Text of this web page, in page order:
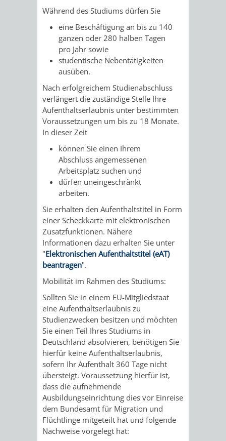
&
BÄDER
VERANSTALTUNGSRÄUME
STADTHALLE
ROLF-
ENGELBRECHT-
HAUS
BÜRGERSAAL
IM
ALTEN
RATHAUS
Während des Studiums dürfen Sie
eine Beschäftigung an bis zu 140
ganzen oder 280 halben Tagen
pro Jahr sowie
studentische Nebentätigkeiten
ausüben.
Nach erfolgreichem Studienabschluss
verlängert die zuständige Stelle Ihre
Aufenthaltserlaubnis unter bestimmten
Voraussetzungen um bis zu 18 Monate.
In dieser Zeit
können Sie einen Ihrem
Abschluss angemessenen
Arbeitsplatz suchen und
dürfen uneingeschränkt
arbeiten.
Sie erhalten den Aufenthaltstitel in Form
einer Scheckkarte mit elektronischen
Zusatzfunktionen. Nähere
Informationen dazu erhalten Sie unter
"Elektronischen Aufenthaltstitel (eAT)
beantragen".
Mobilität im Rahmen des Studiums:
Sollten Sie in einem EU-Mitgliedstaat
eine Aufenthaltserlaubnis zu
Studienzwecken besitzen und möchten
Sie einen Teil Ihres Studiums in
Deutschland absolvieren, benötigen Sie
hierfür keine Aufenthaltserlaubnis,
sofern Ihr Aufenthalt 360 Tage nicht
übersteigt. Voraussetzung hierfür ist,
dass die aufnehmende
Ausbildungseinrichtung dies vor Einreise
dem Bundesamt für Migration und
Flüchtlinge mitgeteilt hat und folgende
Nachweise vorgelegt hat: